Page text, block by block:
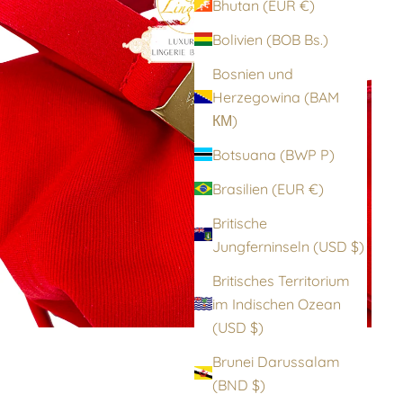
Bhutan (EUR €)
Bolivien (BOB Bs.)
Bosnien und
Herzegowina (BAM
КМ)
Botsuana (BWP P)
Brasilien (EUR €)
Britische
Jungferninseln (USD $)
Britisches Territorium
im Indischen Ozean
(USD $)
Brunei Darussalam
(BND $)